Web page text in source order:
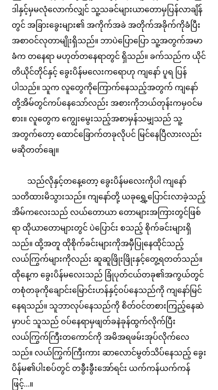
ဒါနှင့်မှမလုံလောက်လျှင် သူ့သခင်များယာတောမှပြန်လာချိန်
တွင် အခြားခွေးများ၏ အကိုက်အခဲ အတိုက်အခိုက်ကိုခံပြီး
အစာဝင်လုတာမျိုးရှိသည်။ ဘာပဲပြောပြော သူ့အတွက်အမာ
ခံက တနေရာ မဟုတ်တနေရာတွင် ရှိသည်။ ခက်သည်က ယိုင်
တိယိုင်တိုင်နှင့် ခွေးပိန်မလေးကရောဟု ကျနော် ပူရ ပြန်
ပါသည်။ သူက လူတွေကိုကြောက်နေသည့်အတွက် ကျနော်
တို့အိမ်တွင်ကပ်နေသော်လည်း အစားကိုဘယ်တုန်းကမှဝင်မ
စား။ လူတွေက ကျွေးမွေးသည့်အစာမှန်သမျှသည် သူ့
အတွက်တော့ ထောင်ခြောက်တခုလိုပင် မြင်နေပြီလားလည်း
မဆိုတတ်ချေ။
သည်လိုနှင့်တနေ့တော့ ခွေးပိန်မလေးကိုပါ ကျနော်
သတိထားမိသွားသည်။ ကျနော်တို့ ယခုရွှေ့ပြောင်းလာခဲ့သည့်
အိမ်ကလေးသည် လယ်တောယာ တောများအကြားတွင်ဖြစ်
ရာ ထိုယာတောများတွင် ပဲပြောင်း စသည့် စိုက်ခင်းများရှိ
သည်။ ထို့အတူ ထိုစိုက်ခင်းများကိုအမှီပြုနေထိုင်သည့်
လယ်ကြွက်များကိုလည်း ဆူဆူဖြိုးဖြိုးနှင့်တွေ့ရတတ်သည်။
ထိုနေ့က ခွေးပိန်မလေးသည် ခြုံပုတ်ငယ်တခု၏အကွယ်တွင်
တစုံတခုကိုချောင်းမြောင်းဟန်နှင့်ဝပ်နေသည်ကို ကျနော်မြင်
နေရသည်။ သူဘာလုပ်နေသည်ကို စိတ်ဝင်တစားကြည့်နေဆဲ
မှာပင် သူသည် ဝပ်နေရာမှဖျတ်ခနဲခုန်ထွက်လိုက်ပြီး
လယ်ကြွက်ကြီးတကောင်ကို အမိအရဖမ်းအုပ်လိုက်လေ
သည်။ လယ်ကြွက်ကြီးကား ဆာလောင်မွတ်သိပ်နေသည့် ခွေး
ပိန်မ၏ပါးစပ်တွင် တခွီးခွီးအော်ရင်း ယက်ကန်ယက်ကန်
ဖြင့်…။